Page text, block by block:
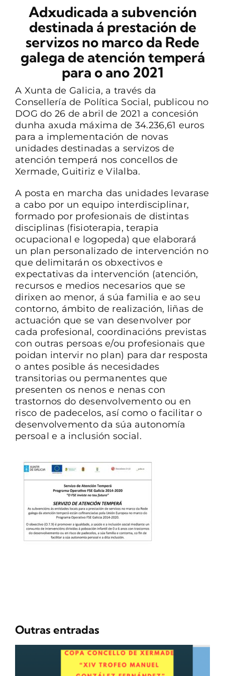
CONTACTO
Adxudicada a subvención
destinada á prestación de
servizos no marco da Rede
galega de atención temperá
para o ano 2021
A Xunta de Galicia, a través da
Consellería de Política Social, publicou no
DOG do 26 de abril de 2021 a concesión
dunha axuda máxima de 34.236,61 euros
para a implementación de novas
unidades destinadas a servizos de
atención temperá nos concellos de
Xermade, Guitiriz e Vilalba.
A posta en marcha das unidades levarase
a cabo por un equipo interdisciplinar,
formado por profesionais de distintas
disciplinas (fisioterapia, terapia
ocupacional e logopeda) que elaborará
un plan personalizado de intervención no
que delimitarán os obxectivos e
expectativas da intervención (atención,
recursos e medios necesarios que se
dirixen ao menor, á súa familia e ao seu
contorno, ámbito de realización, liñas de
actuación que se van desenvolver por
cada profesional, coordinacións previstas
con outras persoas e/ou profesionais que
poidan intervir no plan) para dar resposta
o antes posible ás necesidades
transitorias ou permanentes que
presenten os nenos e nenas con
trastornos do desenvolvemento ou en
risco de padecelos, así como o facilitar o
desenvolvemento da súa autonomía
persoal e a inclusión social.
Outras entradas